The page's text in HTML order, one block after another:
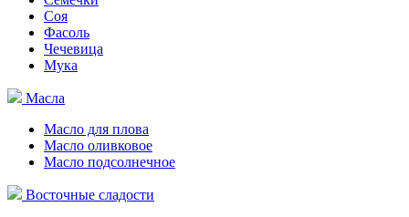
Соя
Фасоль
Чечевица
Мука
Масла
Масло для плова
Масло оливковое
Масло подсолнечное
Восточные сладости